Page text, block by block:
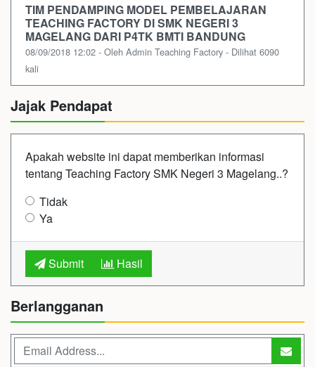
TIM PENDAMPING MODEL PEMBELAJARAN
TEACHING FACTORY DI SMK NEGERI 3
MAGELANG DARI P4TK BMTI BANDUNG
08/09/2018 12:02 - Oleh Admin Teaching Factory - Dilihat 6090
kali
Jajak Pendapat
Apakah website ini dapat memberikan informasi
tentang Teaching Factory SMK Negeri 3 Magelang..?
Tidak
Ya
Submit Hasil
Berlangganan